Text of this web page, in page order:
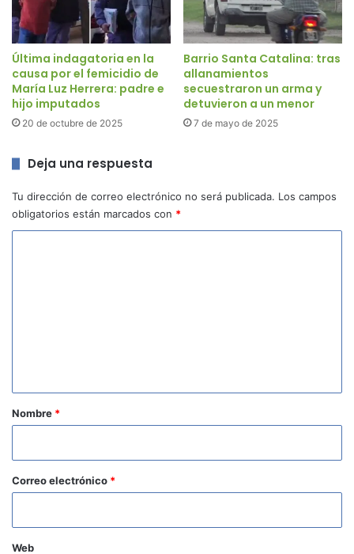
Última indagatoria en la
causa por el femicidio de
María Luz Herrera: padre e
hijo imputados
20 de octubre de 2025
Barrio Santa Catalina: tras
allanamientos
secuestraron un arma y
detuvieron a un menor
7 de mayo de 2025
Deja una respuesta
Tu dirección de correo electrónico no será publicada. Los campos
obligatorios están marcados con *
r
o
*
Nombre *
Correo electrónico *
Web